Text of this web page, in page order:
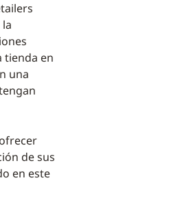
tienda en
una
de sus
en este